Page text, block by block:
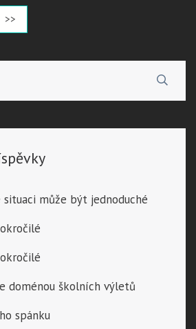
>>
může být jednoduché
doménou školních výletů
spánku